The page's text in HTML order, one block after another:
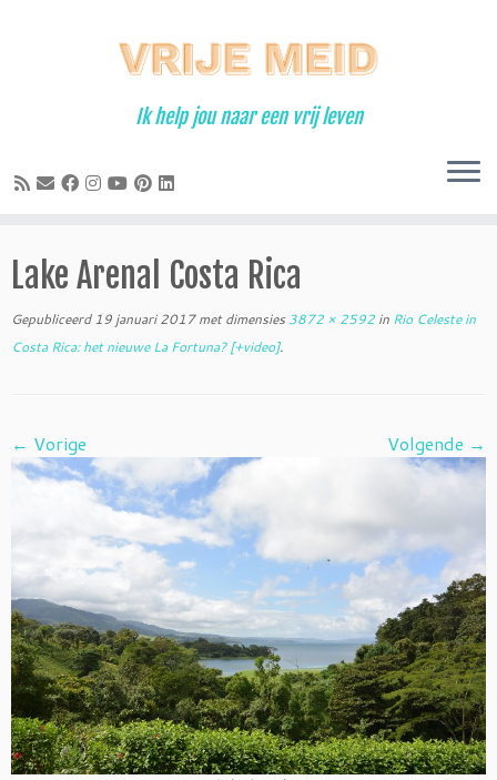
Ik help jou naar een vrij leven
Lake Arenal Costa Rica
Gepubliceerd 19 januari 2017met dimensies 3872 × 2592 in Rio Celeste in
Costa Rica: het nieuwe La Fortuna? [+video].
← Vorige Volgende →